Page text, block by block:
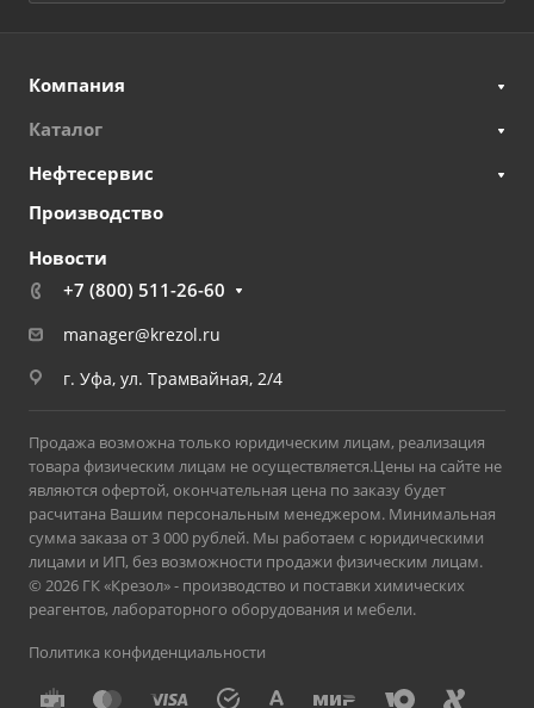
Компания
Каталог
Нефтесервис
Производство
Новости
+7 (800) 511-26-60
manager@krezol.ru
г. Уфа, ул. Трамвайная, 2/4
Продажа возможна только юридическим лицам, реализация
товара физическим лицам не осуществляется.Цены на сайте не
являются офертой, окончательная цена по заказу будет
расчитана Вашим персональным менеджером. Минимальная
сумма заказа от 3 000 рублей. Мы работаем с юридическими
лицами и ИП, без возможности продажи физическим лицам.
© 2026 ГК «Крезол» - производство и поставки химических
реагентов, лабораторного оборудования и мебели.
Политика конфиденциальности